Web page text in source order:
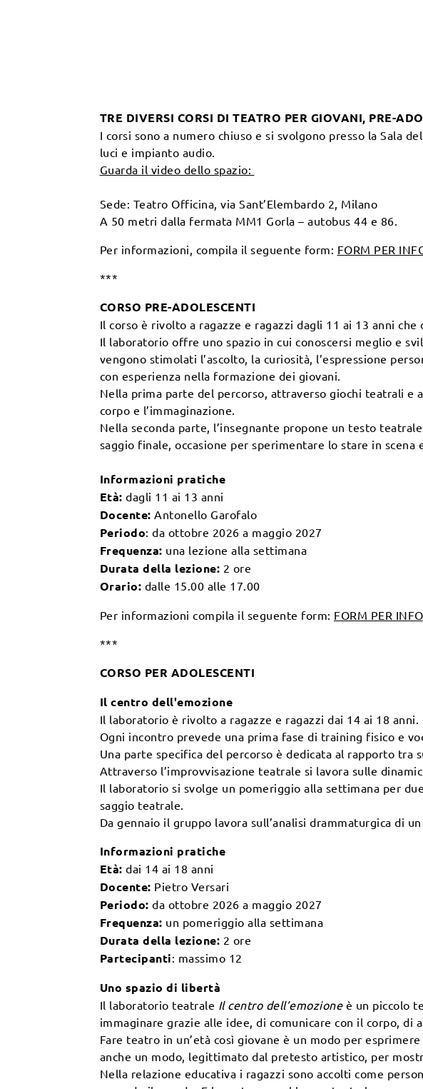
TRE DIVERSI CORSI DI TEATRO PER GIOVANI, PRE-
I corsi sono a numero chiuso e si svolgono presso la Sala
luci e impianto audio.
Guarda il video dello spazio:
Sede: Teatro Officina, via Sant’Elembardo 2, Milano
A 50 metri dalla fermata MM1 Gorla – autobus 44 e 86.
Per informazioni, compila il seguente form: FORM PER
***
CORSO PRE-ADOLESCENTI
Il corso è rivolto a ragazze e ragazzi dagli 11 ai 13 anni che
Il laboratorio offre uno spazio in cui conoscersi meglio e
vengono stimolati l’ascolto, la curiosità, l’espressione
con esperienza nella formazione dei giovani.
Nella prima parte del percorso, attraverso giochi teatrali
corpo e l’immaginazione.
Nella seconda parte, l’insegnante propone un testo
saggio finale, occasione per sperimentare lo stare in scena
Informazioni pratiche
Età: dagli 11 ai 13 anni
Docente: Antonello Garofalo
Periodo: da ottobre 2026 a maggio 2027
Frequenza: una lezione alla settimana
Durata della lezione: 2 ore
Orario: dalle 15.00 alle 17.00
Per informazioni compila il seguente form: FORM PER
***
CORSO PER ADOLESCENTI
Il centro dell'emozione
Il laboratorio è rivolto a ragazze e ragazzi dai 14 ai 18 anni.
Ogni incontro prevede una prima fase di training fisico e
Una parte specifica del percorso è dedicata al rapporto tra
Attraverso l’improvvisazione teatrale si lavora sulle
Il laboratorio si svolge un pomeriggio alla settimana per
saggio teatrale.
Da gennaio il gruppo lavora sull’analisi drammaturgica di
Informazioni pratiche
Età: dai 14 ai 18 anni
Docente: Pietro Versari
Periodo: da ottobre 2026 a maggio 2027
Frequenza: un pomeriggio alla settimana
Durata della lezione: 2 ore
Partecipanti: massimo 12
Uno spazio di libertà
Il laboratorio teatrale Il centro dell’emozioneè un piccolo
immaginare grazie alle idee, di comunicare con il corpo, di
Fare teatro in un’età così giovane è un modo per
anche un modo, legittimato dal pretesto artistico, per
Nella relazione educativa i ragazzi sono accolti come